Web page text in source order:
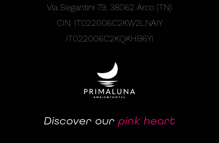
Via Segantini 79, 38062 Arco (TN)
CIN: IT022006C2KW2LNAIY
IT022006C2KQKHB6YI
Discover our pink heart